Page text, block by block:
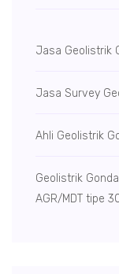
Jasa Geolistrik
Jasa Survey
Ahli Geolistrik
Geolistrik
AGR/MDT tipe